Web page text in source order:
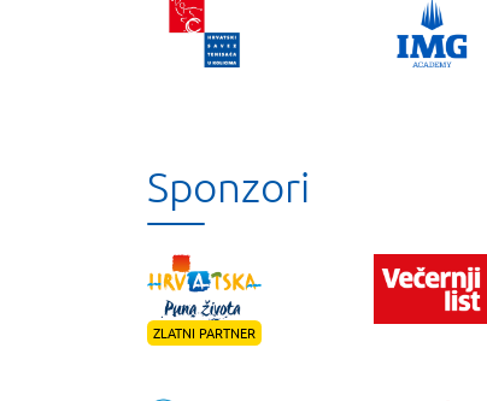
Sponzori
ZLATNI PARTNER